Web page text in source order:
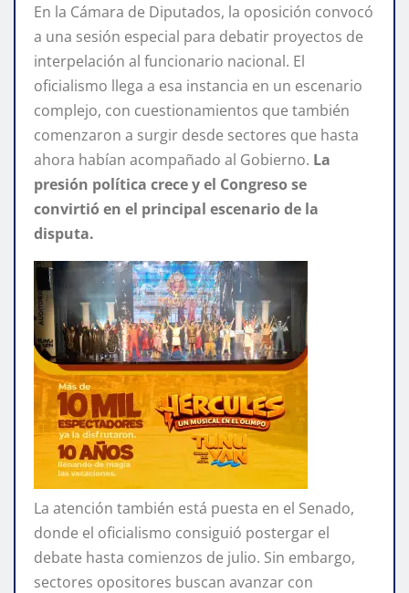
En la Cámara de Diputados, la oposición convocó
a una sesión especial para debatir proyectos de
interpelación al funcionario nacional. El
oficialismo llega a esa instancia en un escenario
complejo, con cuestionamientos que también
comenzaron a surgir desde sectores que hasta
ahora habían acompañado al Gobierno. La
presión política crece y el Congreso se
convirtió en el principal escenario de la
disputa.
La atención también está puesta en el Senado,
donde el oficialismo consiguió postergar el
debate hasta comienzos de julio. Sin embargo,
sectores opositores buscan avanzar con